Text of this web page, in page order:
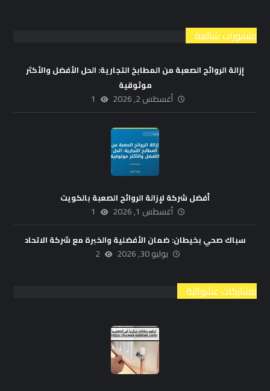
منشورات شائعة
إزالة الروائح الصعبة من المطابخ التجارية: الحل الأفضل والأكثر
موثوقية
أغسطس 2, 2026 1
أفضل شركة لإزالة الروائح الصعبة بالكويت
أغسطس 1, 2026 1
سباك صحي بخيطان: ضمان الأفضلية والخبرة مع شركة الاتحاد
يوليو 30, 2026 2
مشاركات عشوائية